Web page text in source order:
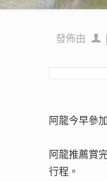
發佈由
阿龍今早參
阿龍推薦賞
行程。